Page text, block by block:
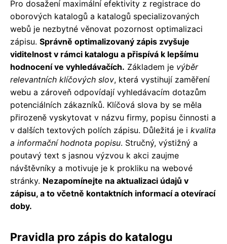
Pro dosažení maximální efektivity z registrace do
oborových katalogů a katalogů specializovaných
webů je nezbytné věnovat pozornost optimalizaci
zápisu. Správně optimalizovaný zápis zvyšuje
viditelnost v rámci katalogu a přispívá k lepšímu
hodnocení ve vyhledávačích. Základem je výběr
relevantních klíčových slov, která vystihují zaměření
webu a zároveň odpovídají vyhledávacím dotazům
potenciálních zákazníků. Klíčová slova by se měla
přirozeně vyskytovat v názvu firmy, popisu činnosti a
v dalších textových polích zápisu. Důležitá je i kvalita
a informační hodnota popisu. Stručný, výstižný a
poutavý text s jasnou výzvou k akci zaujme
návštěvníky a motivuje je k prokliku na webové
stránky. Nezapomínejte na aktualizaci údajů v
zápisu, a to včetně kontaktních informací a otevírací
doby.
Pravidla pro zápis do katalogu